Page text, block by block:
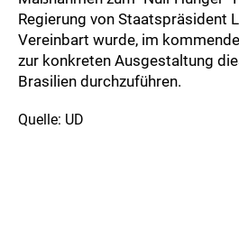
Regierung von Staatspräsident
Vereinbart wurde, im
zur konkreten Ausgestaltung
Brasilien durchzuführen.
Quelle: UD